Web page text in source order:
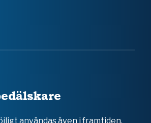
användas även i framtiden.